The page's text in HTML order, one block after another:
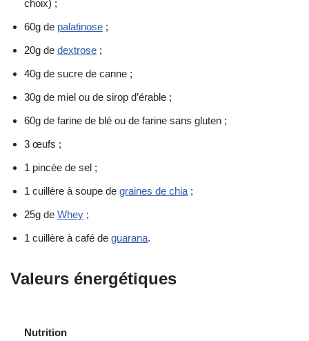
choix) ;
60g de palatinose ;
20g de dextrose ;
40g de sucre de canne ;
30g de miel ou de sirop d’érable ;
60g de farine de blé ou de farine sans gluten ;
3 œufs ;
1 pincée de sel ;
1 cuillère à soupe de graines de chia ;
25g de Whey ;
1 cuillère à café de guarana.
Valeurs énergétiques
Nutrition